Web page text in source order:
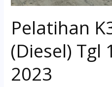
Pelatihan
(Diesel) Tgl
2023